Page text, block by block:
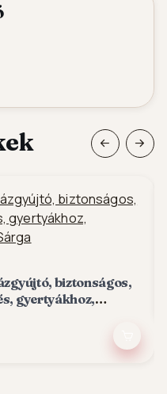
gyertyákhoz,